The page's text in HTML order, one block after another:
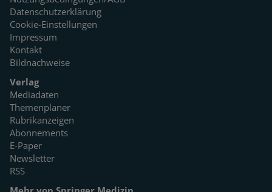
Datenschutzerklärung
Cookie-Einstellungen
Impressum
Kontakt
Bildnachweise
Verlag
Mediadaten
Themenplaner
Rubrikanzeigen
Abonnements
E-Paper
Newsletter
RSS